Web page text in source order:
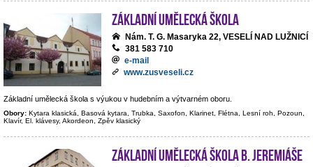
Základní umělecká škola
Nám. T. G. Masaryka 22, VESELÍ NAD LUŽNICÍ
381 583 710
e-mail
www.zusveseli.cz
Základní umělecká škola s výukou v hudebním a výtvarném oboru.
Obory: Kytara klasická, Basová kytara, Trubka, Saxofon, Klarinet, Flétna, Lesní roh, Pozoun,
Klavír, El. klávesy, Akordeon, Zpěv klasický
Základní umělecká škola B. Jeremiáše